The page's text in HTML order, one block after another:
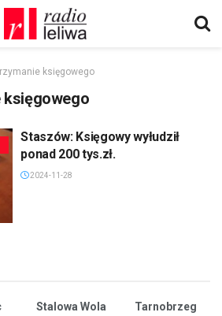
księgowego
księgowego
Staszów: Księgowy wyłudził
ponad 200 tys.zł.
2024-11-28
Stalowa Wola
Tarnobrzeg